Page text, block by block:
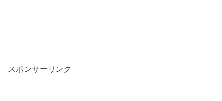
スポンサーリンク